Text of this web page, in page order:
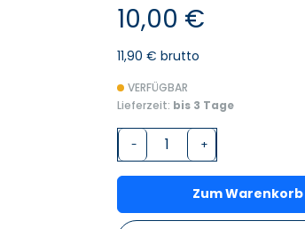
10,00 €
11,90 € brutto
VERFÜGBAR
Lieferzeit: bis 3 Tage
- +
Zum Warenkorb